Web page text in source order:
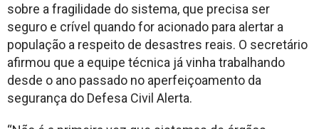
sobre a fragilidade do sistema, que precisa ser
seguro e crível quando for acionado para alertar a
população a respeito de desastres reais. O secretário
afirmou que a equipe técnica já vinha trabalhando
desde o ano passado no aperfeiçoamento da
segurança do Defesa Civil Alerta.